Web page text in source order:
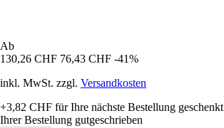
Ab
130,26 CHF 76,43 CHF -41%
inkl. MwSt. zzgl. Versandkosten
+3,82 CHF für Ihre nächste Bestellung geschenkt
Ihrer Bestellung gutgeschrieben